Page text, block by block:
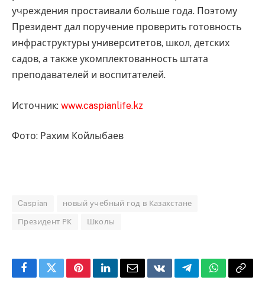
учреждения простаивали больше года. Поэтому
Президент дал поручение проверить готовность
инфраструктуры университетов, школ, детских
садов, а также укомплектованность штата
преподавателей и воспитателей.
Источник: www.caspianlife.kz
Фото: Рахим Койлыбаев
Caspian новый учебный год в Казахстане
Президент РК Школы
FacebookTwitterPinterestLinkedInEmailVKontakteTelegramWhatsApp
Copy